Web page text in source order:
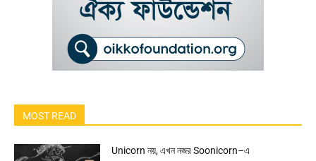
MOST READ
Unicorn নয়, এখন নজর Soonicorn–এ